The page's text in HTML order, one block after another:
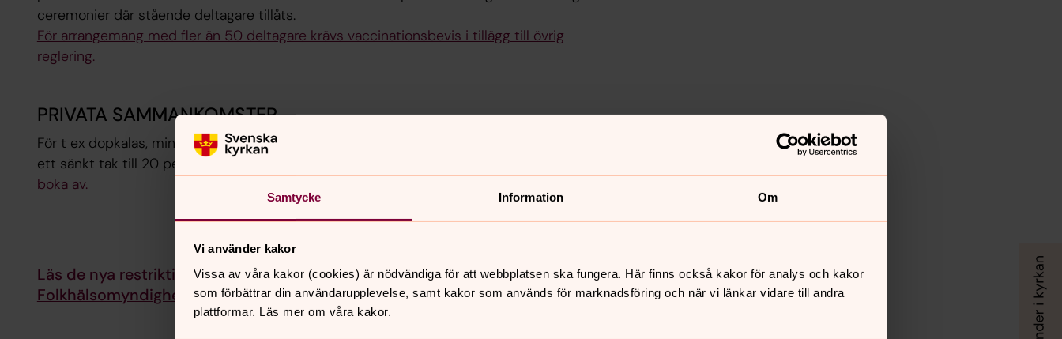
Samtycke Information Om
Vi använder kakor
Vissa av våra kakor (cookies) är nödvändiga för att webbplatsen ska fungera. Här finns också kakor för analys och kakor
som förbättrar din användarupplevelse, samt kakor som används för marknadsföring och när vi länkar vidare till andra
plattformar. Läs mer om våra kakor.
ceremonier där stående deltagare tillåts.
För arrangemang med fler än 50 deltagare krävs vaccinationsbevis i tillägg till övrig
reglering.
PRIVATA SAMMANKOMSTER
För t ex dopkalas, minnesstunder och andra lokaluthyrningar gäller från 12 januari 2022
ett sänkt tak till 20 personer.
Hör av dig församlingsexpeditionen om du vill boka om eller
boka av.
Läs de nya restriktionerna i sin helhet på
Folkhälsomyndighetens webbsida.